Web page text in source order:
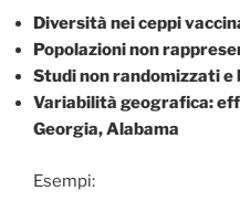
Diversità nei ceppi
Popolazioni non
Studi non randomizzati e
Variabilità geografica:
Georgia, Alabama
Esempi: